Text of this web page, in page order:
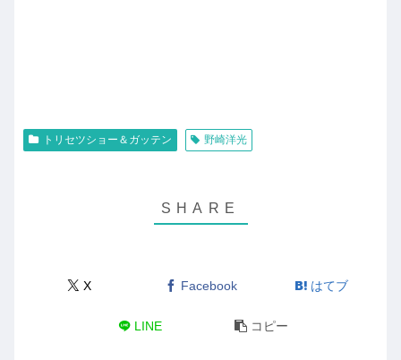
トリセツショー＆ガッテン 野崎洋光
X Facebook はてブ
LINE コピー